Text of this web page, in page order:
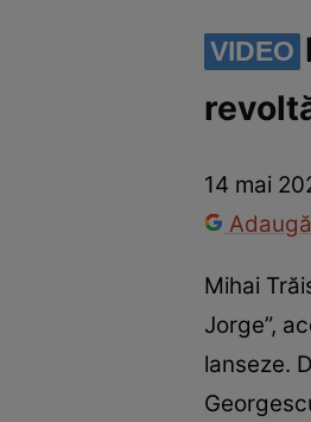
Românii au
VIDEO
14 mai
Mihai
Jorge”,
lanseze.